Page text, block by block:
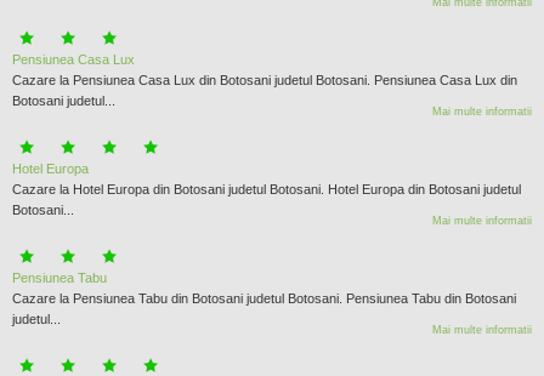
Mai multe informatii
Pensiunea Casa Lux
Cazare la Pensiunea Casa Lux din Botosani judetul Botosani. Pensiunea Casa Lux din
Botosani judetul...
Mai multe informatii
Hotel Europa
Cazare la Hotel Europa din Botosani judetul Botosani. Hotel Europa din Botosani judetul
Botosani...
Mai multe informatii
Pensiunea Tabu
Cazare la Pensiunea Tabu din Botosani judetul Botosani. Pensiunea Tabu din Botosani
judetul...
Mai multe informatii